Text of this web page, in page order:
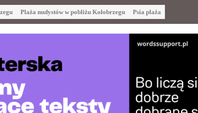
Plaża nudystów w pobliżu Kołobrzegu Psia plaża